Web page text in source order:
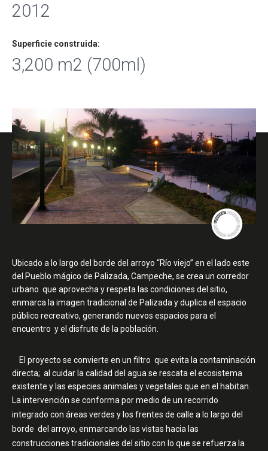
2012
Superficie construida:
3,200 m2 (700ml)
Ubicado a lo largo del borde del arroyo “Río viejo” en el lado este
del Pueblo mágico de Palizada, Campeche, se crea un corredor
urbano que aprovecha y respeta las condiciones del sitio,
enmarca la imagen tradicional de Palizada y duplica el espacio
público recreativo, generando nuevos espacios para el
encuentro y el disfrute de la población.
El proyecto se convierte en un filtro que evita la contaminación
directa; al cuidar la calidad del agua se rescata el ecosistema
existente y las especies animales y vegetales que en el habitan.
La intervención se conforma por medio de un recorrido
integrado con áreas verdes y los frentes de calle a lo largo del
borde del arroyo, enmarcando las vistas hacia las
construcciones tradicionales del sitio con lo que se refuerza la